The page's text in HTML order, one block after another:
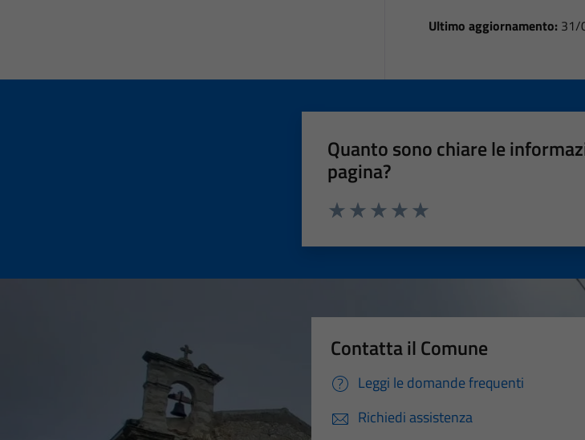
Ultimo aggiornamento: 31/
Quanto sono chiare le
pagina?
Contatta il Comune
Leggi le domande frequenti
Richiedi assistenza